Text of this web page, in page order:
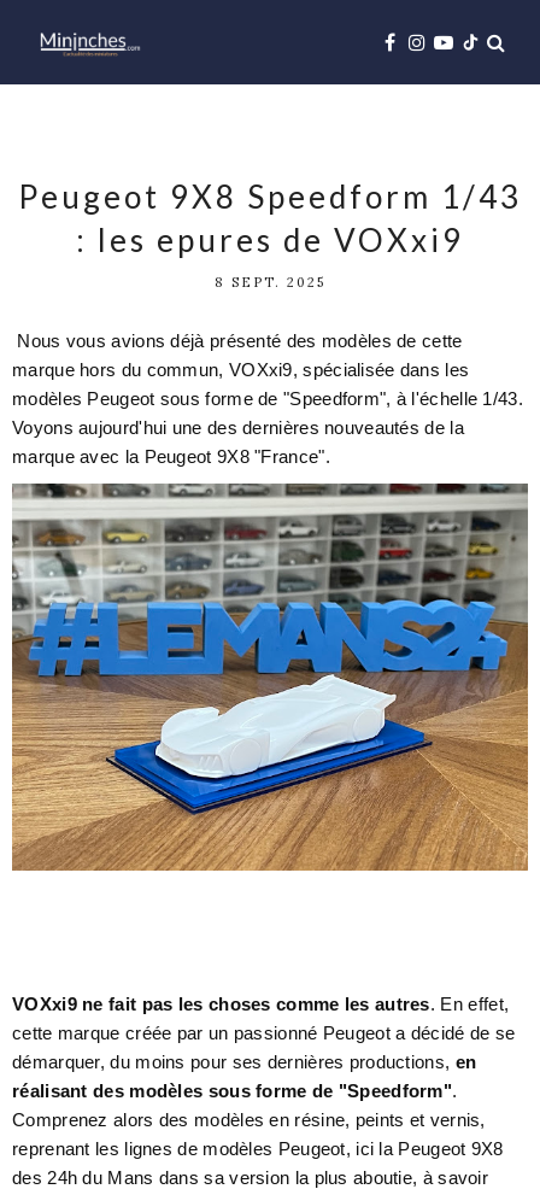
Peugeot 9X8 Speedform 1/43
: les epures de VOXxi9
8 SEPT. 2025
Nous vous avions déjà présenté des modèles de cette
marque hors du commun, VOXxi9, spécialisée dans les
modèles Peugeot sous forme de "Speedform", à l'échelle 1/43.
Voyons aujourd'hui une des dernières nouveautés de la
marque avec la Peugeot 9X8 "France".
VOXxi9 ne fait pas les choses comme les autres. En effet,
cette marque créée par un passionné Peugeot a décidé de se
démarquer, du moins pour ses dernières productions, en
réalisant des modèles sous forme de "Speedform".
Comprenez alors des modèles en résine, peints et vernis,
reprenant les lignes de modèles Peugeot, ici la Peugeot 9X8
des 24h du Mans dans sa version la plus aboutie, à savoir